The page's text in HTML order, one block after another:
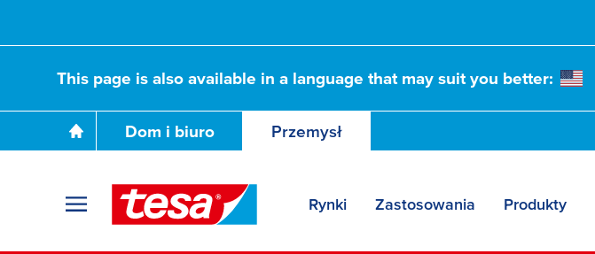
This page is also available in a language that may suit you better:
Dom i biuro Przemysł
Rynki Zastosowania Produkty